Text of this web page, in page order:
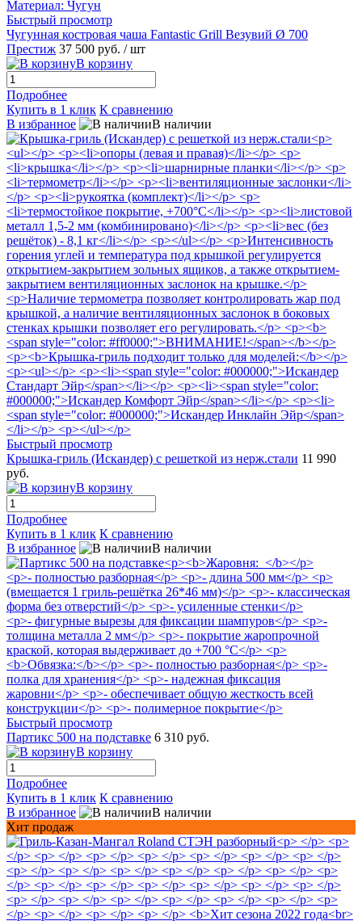
Быстрый просмотр
Чугунная костровая чаша Fantastic Grill Везувий Ø 700
Престиж 37 500 руб. / шт
В корзину
Подробнее
Купить в 1 клик К сравнению
В избранное
В наличии
Быстрый просмотр
Крышка-гриль (Искандер) с решеткой из нерж.стали 11 990
руб.
В корзину
Подробнее
Купить в 1 клик К сравнению
В избранное
В наличии
Быстрый просмотр
Партикс 500 на подставке 6 310 руб.
В корзину
Подробнее
Купить в 1 клик К сравнению
В избранное
В наличии
Хит продаж